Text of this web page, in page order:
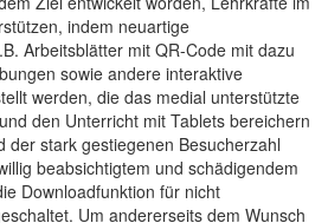
indem neuartige
Arbeitsblätter mit QR-Code mit dazu
sowie andere interaktive
werden, die das medial unterstützte
den Unterricht mit Tablets bereichern
der stark gestiegenen Besucherzahl
beabsichtigtem und schädigendem
Downloadfunktion für nicht
Um andererseits dem Wunsch